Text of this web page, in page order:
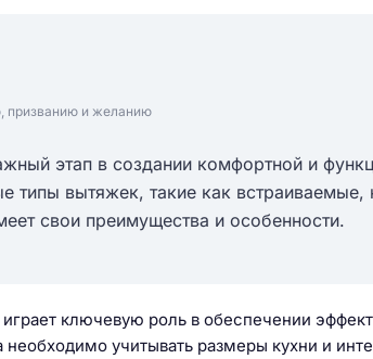
призванию и желанию
этап в создании комфортной и
типы вытяжек, такие как
свои преимущества и особенности.
ключевую роль в обеспечении
учитывать размеры кухни и